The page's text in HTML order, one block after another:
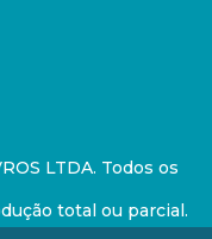
LTDA. Todos os
total ou parcial.